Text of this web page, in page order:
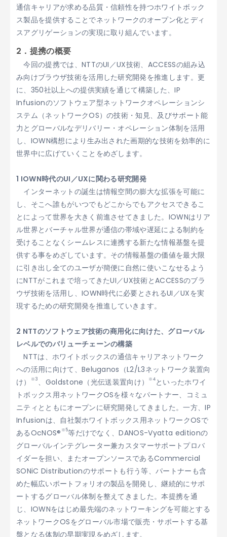
通信キャリアが求める品質・信頼性を持つホワイトボック
ス製品を提供することでネットワークのオープン化とディ
スアグリゲーションの実現に取り組んでいます。
2．提携の概要
今回の提携では、NTTのUI／UX技術、ACCESSの組み込
み向けブラウザ技術を活用した研究開発を推進します。更
に、350社以上への提供実績を通じて構築した、IP
Infusionのソフトウェア型ネットワークオペレーションシ
ステム（ネットワークOS）の技術・知見、及びサポート能
力とグローバルなデリバリー・オペレーション体制を活用
し、IOWN構想により生み出された画期的な技術を効率的に
世界中に広げていくことをめざします。
1 IOWN時代のUI／UXに関わる研究開発
インターネットの誕生は情報空間の膨大な拡張を可能に
し、そこへ誰もがいつでもどこからでもアクセスできるこ
とによって世界を大きく前進させてきました。IOWNはリア
ル世界とバーチャル世界が通信の帯域や遅延による制約を
受けることなくシームレスに連携する新たな情報基盤を提
供する事をめざしています。その情報基盤の価値を最大限
に引き出し全てのユーザが簡便に自然に使いこなせるよう
にNTTがこれまで培ってきたUI／UX技術とACCESSのブラ
ウザ技術を活用し、IOWN時代に必要とされるUI／UXを実
現するための研究開発を推進していきます。
2 NTTのソフトウェア技術の商用化に向けた、グローバル
レベルでのバリューチェーンの構築
NTTは、ホワイトボックスの通信キャリアネットワーク
への活用に向けて、Beluganos（L2/L3ネットワーク装置向
け）
※3、Goldstone（光伝送装置向け） ※4といったホワイ
トボックス用ネットワークOSを様々なパートナー、コミュ
ニティとともにオープンに研究開発してきました。一方、IP
Infusionは、自社製ホワイトボックス用ネットワークOSで
あるOcNOS® ※5等だけでなく、DANOS-Vyatta editionの
グローバルインテグレーター兼カスタマーサポートプロバ
イダーを担い、またオープンソースであるCommercial
SONiC Distributionのサポートも行う等、パートナーも含
めた幅広いポートフォリオの製品を開発し、継続的にサポ
ートするグローバル体制を整えてきました。本提携を通
じ、IOWNをはじめ最先端のネットワーキングを可能とする
ネットワークOSをグローバル市場で販売・サポートする基
盤となる体制の早期実現をめざします。